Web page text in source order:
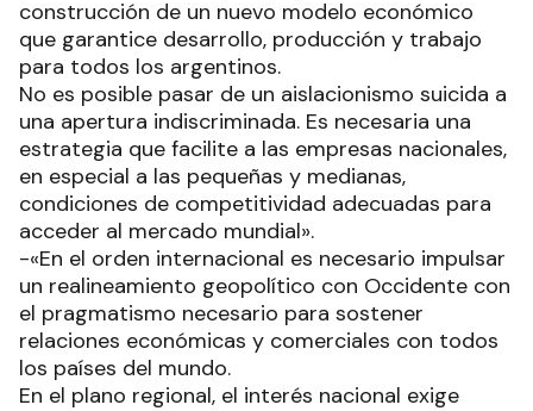
construcción de un nuevo modelo económico
que garantice desarrollo, producción y trabajo
para todos los argentinos.
No es posible pasar de un aislacionismo suicida a
una apertura indiscriminada. Es necesaria una
estrategia que facilite a las empresas nacionales,
en especial a las pequeñas y medianas,
condiciones de competitividad adecuadas para
acceder al mercado mundial».
-«En el orden internacional es necesario impulsar
un realineamiento geopolítico con Occidente con
el pragmatismo necesario para sostener
relaciones económicas y comerciales con todos
los países del mundo.
En el plano regional, el interés nacional exige